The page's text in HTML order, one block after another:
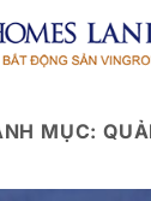
MỤC: